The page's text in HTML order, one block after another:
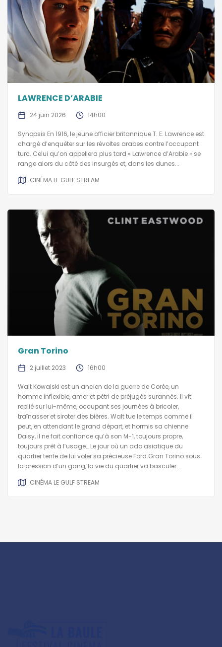
LAWRENCE D’ARABIE
24 juin 2026 14h00
Synopsis En 1916, le jeune officier britannique T. E. Lawrence est
chargé d’enquêter sur les révoltes arabes contre l’occupant
turc. Celui qu’on appellera plus tard « Lawrence d’Arabie » se
range alors du côté des insurgés et, dans les dunes...
CINÉMA LE GULF STREAM
Gran Torino
2 juillet 2023 16h00
Walt Kowalski est un ancien de la guerre de Corée, un
homme inflexible, amer et pétri de préjugés surannés. Il vit
replié sur lui-même, occupant ses journées à bricoler,
traînasser et siroter des bières. Walt tue le temps comme il
peut, en attendant le grand départ, et hormis sa chienne
Daisy, il ne fait confiance qu’à son M-1, toujours propre,
toujours prêt à l’usage… Le jour où un ado asiatique du
quartier tente de lui voler sa précieuse Ford Gran Torino sous
la pression d’un gang, la vie du quartier va basculer…
CINÉMA LE GULF STREAM